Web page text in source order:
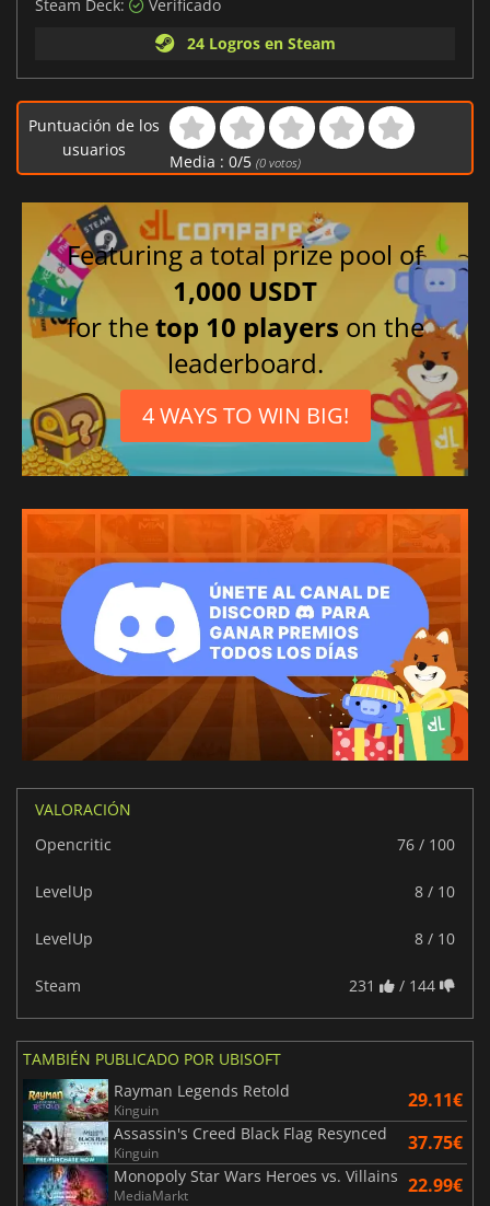
Steam Deck:
Verificado
24 Logros en Steam
Puntuación de los
usuarios
Media : 0/5 (0votos)
Featuring a total prize pool of
1,000 USDT
for thetop 10 players on the
leaderboard.
4 WAYS TO WIN BIG!
VALORACIÓN
Opencritic
76 / 100
LevelUp 8 / 10
LevelUp 8 / 10
Steam 231 / 144
TAMBIÉN PUBLICADO POR UBISOFT
Rayman Legends Retold
Kinguin 29.11€
Assassin's Creed Black Flag Resynced
Kinguin 37.75€
Monopoly Star Wars Heroes vs. Villains
MediaMarkt 22.99€